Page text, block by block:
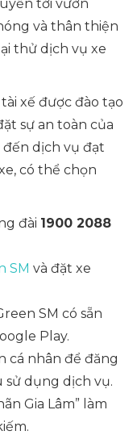
tới vườn
và thân thiện
thử dịch vụ xe
xế được đào tạo
sự an toàn của
dịch vụ đạt
có thể chọn
đài 1900 2088
SM và đặt xe
SM có sẵn
Play.
cá nhân để đăng
sử dụng dịch vụ.
Gia Lâm” làm